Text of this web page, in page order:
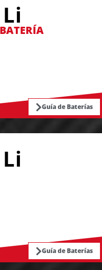
Guía de Baterías
Guía de Baterías